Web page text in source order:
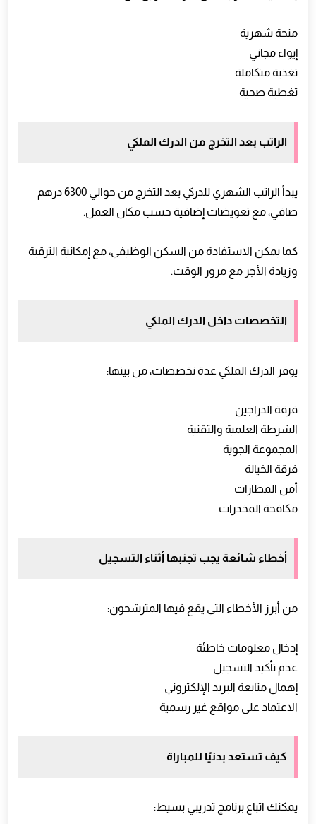
منحة شهرية
إيواء مجاني
تغذية متكاملة
تغطية صحية
الراتب بعد التخرج من الدرك الملكي
يبدأ الراتب الشهري للدركي بعد التخرج من حوالي 6300 درهم
صافي، مع تعويضات إضافية حسب مكان العمل.
كما يمكن الاستفادة من السكن الوظيفي، مع إمكانية الترقية
وزيادة الأجر مع مرور الوقت.
التخصصات داخل الدرك الملكي
يوفر الدرك الملكي عدة تخصصات، من بينها:
فرقة الدراجين
الشرطة العلمية والتقنية
المجموعة الجوية
فرقة الخيالة
أمن المطارات
مكافحة المخدرات
أخطاء شائعة يجب تجنبها أثناء التسجيل
من أبرز الأخطاء التي يقع فيها المترشحون:
إدخال معلومات خاطئة
عدم تأكيد التسجيل
إهمال متابعة البريد الإلكتروني
الاعتماد على مواقع غير رسمية
كيف تستعد بدنيًا للمباراة
يمكنك اتباع برنامج تدريبي بسيط: